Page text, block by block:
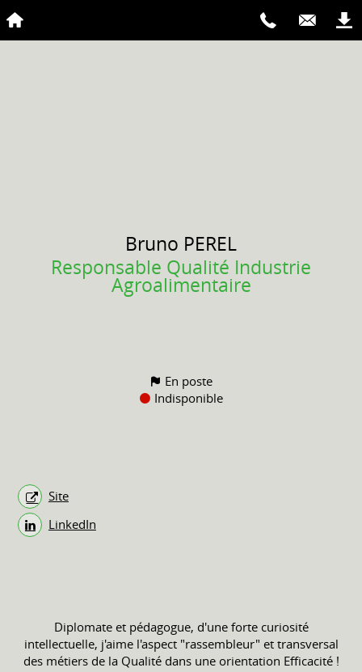
Bruno PEREL
Responsable Qualité Industrie
Agroalimentaire
En poste
Indisponible
Site
LinkedIn
Diplomate et pédagogue, d'une forte curiosité
intellectuelle, j'aime l'aspect "rassembleur" et transversal
des métiers de la Qualité dans une orientation Efficacité !